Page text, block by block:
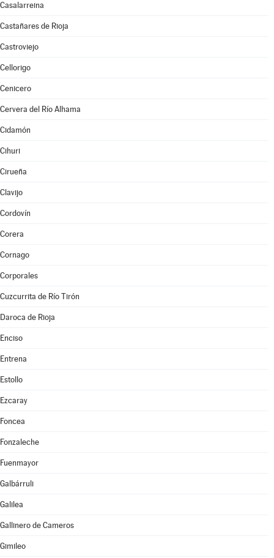
Casalarreina
Castañares de Rioja
Castroviejo
Cellorigo
Cenicero
Cervera del Río Alhama
Cidamón
Cihuri
Cirueña
Clavijo
Cordovín
Corera
Cornago
Corporales
Cuzcurrita de Río Tirón
Daroca de Rioja
Enciso
Entrena
Estollo
Ezcaray
Foncea
Fonzaleche
Fuenmayor
Galbárruli
Galilea
Gallinero de Cameros
Gimileo